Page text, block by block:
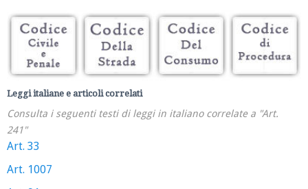
Leggi italiane e articoli correlati
Consulta i seguenti testi di leggi in italiano correlate a "Art.
241"
Art. 33
Art. 1007